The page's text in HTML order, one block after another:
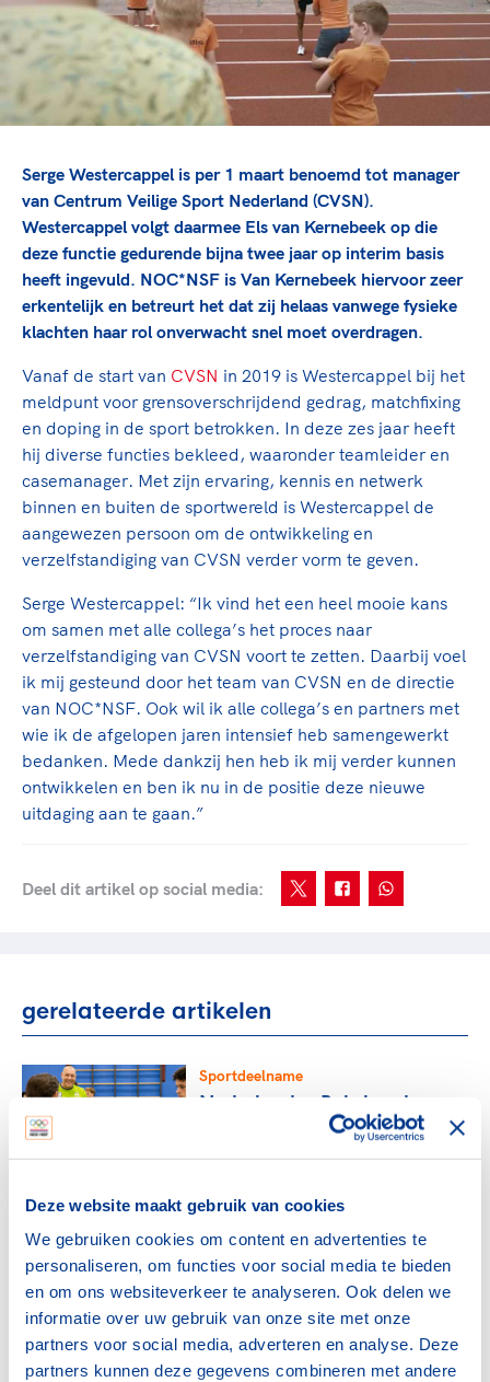
Deze website maakt gebruik van cookies
We gebruiken cookies om content en advertenties te
personaliseren, om functies voor social media te bieden
en om ons websiteverkeer te analyseren. Ook delen we
informatie over uw gebruik van onze site met onze
partners voor social media, adverteren en analyse. Deze
partners kunnen deze gegevens combineren met andere
Sportonderzoek
Sportakkoord II
TeamNL kids
Olympische geschiedenis
Nieuwspagina
Columns
Sport gaat niet vanzelf
Sport verenigt. Op sportclubs, pleintjes, tijdens
een rondje fietsen, door samen te skaten of naar
de sportschool te gaan. Door samen te juichen
voor Sifan Hassan, Rico Verhoeven, Diede de
Groot en het Nederlands Elftal. Of met trots te
genieten van de karatewedstrijd van je dochter,
de halve marathon van je moeder of de
hockeywedstrijd van je buurjongen.
Lees verder
Veilige en integere sport
Diversiteit en inclusie
Gezonde sportomgeving
Duurzaamheid
Vitale clubs en bestuurlijk kader
Sportmatch
Clubacties
Handboek Wet- en Regelgeving
High5 Stappenplan
Ruimte voor sport
Clubondersteuning
Samen voor een veilige
sportomgeving
Voor welk gedrag staat de club? Wat mag wel
langs de lijn, in de kleedkamer, kantine en online?
En wat mag vooral niet? Een gedragscode geeft
hier richting aan en is dus een belangrijk
onderdeel van het clubbeleid rondom gewenst en
ongewenst gedrag.
TeamNL Academie Kalender
Kennisaanbod TeamNL Experts
TeamNL Sport Science Centre
Olympische Spelen LA28
Paralympische Spelen LA28
Europese Spelen Istanbul 2027
Topsportbeleid
Topsportfinanciering
Maatschappelijke waarde topsport
Top teamsportcompetities
De TeamNL Academie
De TeamNL Academie biedt een leer- en
binnen TeamNL programma's: experts, coaches,
bestuurders, (technisch) directeuren, managers en
toekomstig kader.
Lees verder
Serge Westercappel is per 1 maart benoemd tot manager
van Centrum Veilige Sport Nederland (CVSN).
Westercappel volgt daarmee Els van Kernebeek op die
deze functie gedurende bijna twee jaar op interim basis
heeft ingevuld. NOC*NSF is Van Kernebeek hiervoor zeer
erkentelijk en betreurt het dat zij helaas vanwege fysieke
klachten haar rol onverwacht snel moet overdragen.
Vanaf de start van CVSN in 2019 is Westercappel bij het
meldpunt voor grensoverschrijdend gedrag, matchfixing
en doping in de sport betrokken. In deze zes jaar heeft
hij diverse functies bekleed, waaronder teamleider en
casemanager. Met zijn ervaring, kennis en netwerk
binnen en buiten de sportwereld is Westercappel de
aangewezen persoon om de ontwikkeling en
verzelfstandiging van CVSN verder vorm te geven.
Serge Westercappel: “Ik vind het een heel mooie kans
om samen met alle collega’s het proces naar
verzelfstandiging van CVSN voort te zetten. Daarbij voel
ik mij gesteund door het team van CVSN en de directie
van NOC*NSF. Ook wil ik alle collega’s en partners met
wie ik de afgelopen jaren intensief heb samengewerkt
bedanken. Mede dankzij hen heb ik mij verder kunnen
ontwikkelen en ben ik nu in de positie deze nieuwe
uitdaging aan te gaan.”
Deel dit artikel op social media:
gerelateerde artikelen
Sportdeelname
Nederlandse Boksbond
investeert in vakkundige
Sportdeelname
De impact van
maatschappelijke diensttijd
op Pieter: ‘jezelf op een
andere manier ontwikkelen’
27 juli 2026